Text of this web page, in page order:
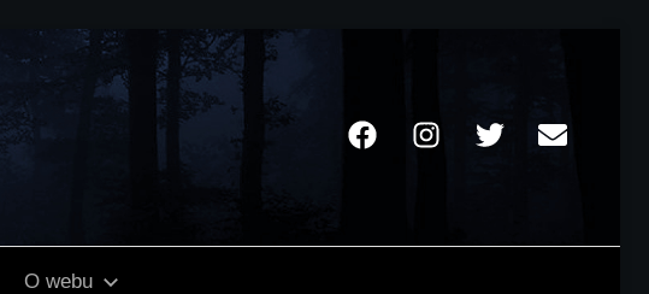
FacebookInstagramTwitter Email
O webu